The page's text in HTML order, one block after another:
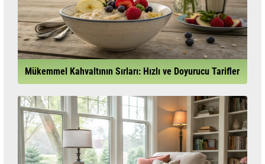
Mükemmel Kahvaltının Sırları: Hızlı ve Doyurucu Tarifler